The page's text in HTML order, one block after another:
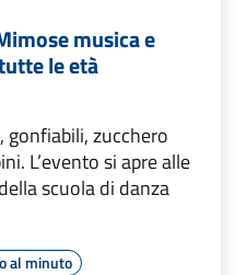
musica e
le età
gonfiabili, zucchero
L’evento si apre alle
scuola di danza
al minuto